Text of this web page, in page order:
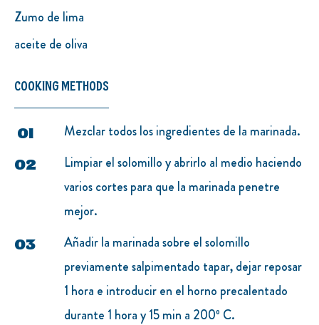
Zumo de lima
aceite de oliva
COOKING METHODS
Mezclar todos los ingredientes de la marinada.
Limpiar el solomillo y abrirlo al medio haciendo
varios cortes para que la marinada penetre
mejor.
Añadir la marinada sobre el solomillo
previamente salpimentado tapar, dejar reposar
1 hora e introducir en el horno precalentado
durante 1 hora y 15 min a 200º C.